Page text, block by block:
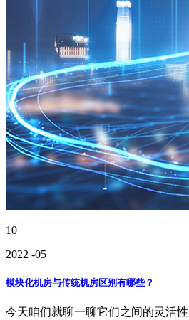
10
2022 -05
模块化机房与传统机房区别有哪些？
今天咱们就聊一聊它们之间的灵活